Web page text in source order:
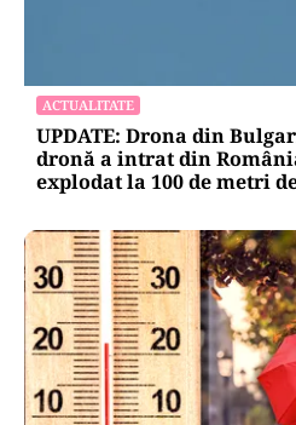
ACTUALITATE
UPDATE: Drona din
dronă a intrat din
explodat la 100 de metri